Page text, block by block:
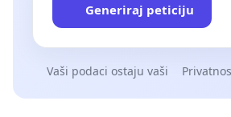
Generiraj peticiju
Vaši podaci ostaju vaši